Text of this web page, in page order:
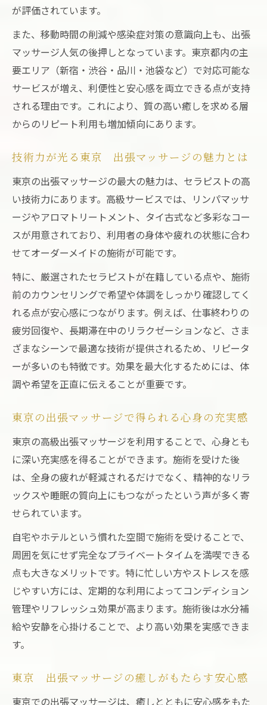
が評価されています。
また、移動時間の削減や感染症対策の意識向上も、出張
マッサージ人気の後押しとなっています。東京都内の主
要エリア（新宿・渋谷・品川・池袋など）で対応可能な
サービスが増え、利便性と安心感を両立できる点が支持
される理由です。これにより、質の高い癒しを求める層
からのリピート利用も増加傾向にあります。
技術力が光る東京 出張マッサージの魅力とは
東京の出張マッサージの最大の魅力は、セラピストの高
い技術力にあります。高級サービスでは、リンパマッサ
ージやアロマトリートメント、タイ古式など多彩なコー
スが用意されており、利用者の身体や疲れの状態に合わ
せてオーダーメイドの施術が可能です。
特に、厳選されたセラピストが在籍している点や、施術
前のカウンセリングで希望や体調をしっかり確認してく
れる点が安心感につながります。例えば、仕事終わりの
疲労回復や、長期滞在中のリラクゼーションなど、さま
ざまなシーンで最適な技術が提供されるため、リピータ
ーが多いのも特徴です。効果を最大化するためには、体
調や希望を正直に伝えることが重要です。
東京の出張マッサージで得られる心身の充実感
東京の高級出張マッサージを利用することで、心身とも
に深い充実感を得ることができます。施術を受けた後
は、全身の疲れが軽減されるだけでなく、精神的なリラ
ックスや睡眠の質向上にもつながったという声が多く寄
せられています。
自宅やホテルという慣れた空間で施術を受けることで、
周囲を気にせず完全なプライベートタイムを満喫できる
点も大きなメリットです。特に忙しい方やストレスを感
じやすい方には、定期的な利用によってコンディション
管理やリフレッシュ効果が高まります。施術後は水分補
給や安静を心掛けることで、より高い効果を実感できま
す。
東京 出張マッサージの癒しがもたらす安心感
東京での出張マッサージは、癒しとともに安心感をもた